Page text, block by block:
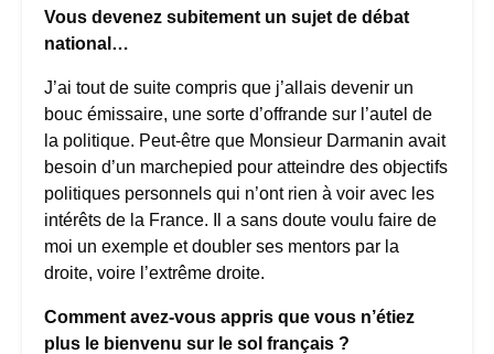
Vous devenez subitement un sujet de débat
national…
J’ai tout de suite compris que j’allais devenir un
bouc émissaire, une sorte d’offrande sur l’autel de
la politique. Peut-être que Monsieur Darmanin avait
besoin d’un marchepied pour atteindre des objectifs
politiques personnels qui n’ont rien à voir avec les
intérêts de la France. Il a sans doute voulu faire de
moi un exemple et doubler ses mentors par la
droite, voire l’extrême droite.
Comment avez-vous appris que vous n’étiez
plus le bienvenu sur le sol français ?